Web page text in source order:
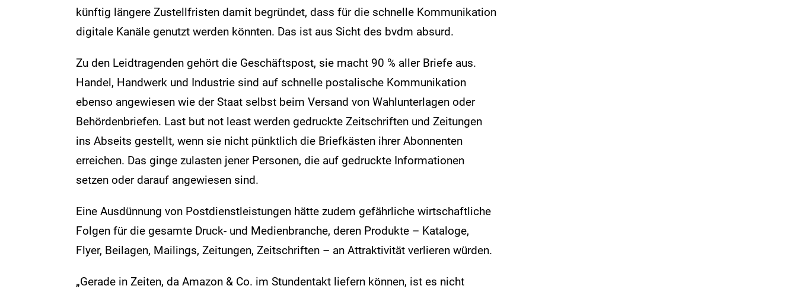
künftig längere Zustellfristen damit begründet, dass für die schnelle Kommunikation
digitale Kanäle genutzt werden könnten. Das ist aus Sicht des bvdm absurd.
Zu den Leidtragenden gehört die Geschäftspost, sie macht 90 % aller Briefe aus.
Handel, Handwerk und Industrie sind auf schnelle postalische Kommunikation
ebenso angewiesen wie der Staat selbst beim Versand von Wahlunterlagen oder
Behördenbriefen. Last but not least werden gedruckte Zeitschriften und Zeitungen
ins Abseits gestellt, wenn sie nicht pünktlich die Briefkästen ihrer Abonnenten
erreichen. Das ginge zulasten jener Personen, die auf gedruckte Informationen
setzen oder darauf angewiesen sind.
Eine Ausdünnung von Postdienstleistungen hätte zudem gefährliche wirtschaftliche
Folgen für die gesamte Druck- und Medienbranche, deren Produkte – Kataloge,
Flyer, Beilagen, Mailings, Zeitungen, Zeitschriften – an Attraktivität verlieren würden.
„Gerade in Zeiten, da Amazon & Co. im Stundentakt liefern können, ist es nicht